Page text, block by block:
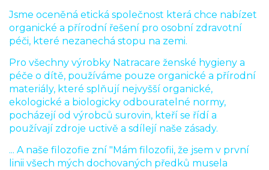
Jsme oceněná etická společnost která chce nabízet
organické a přírodní řešení pro osobní zdravotní
péči, které nezanechá stopu na zemi.
Pro všechny výrobky Natracare ženské hygieny a
péče o dítě, používáme pouze organické a přírodní
materiály, které splňují nejvyšší organické,
ekologické a biologicky odbouratelné normy,
pocházejí od výrobců surovin, kteří se řídí a
používají zdroje uctivě a sdílejí naše zásady.
... A naše filozofie zní "Mám filozofii, že jsem v první
linii všech mých dochovaných předků musela